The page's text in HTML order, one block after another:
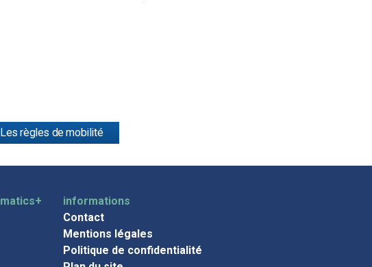
règles de mobilité
informations
Contact
Mentions légales
Politique de confidentialité